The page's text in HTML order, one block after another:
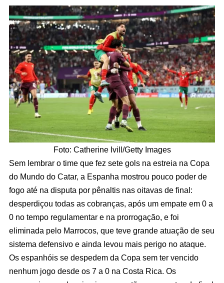
Foto: Catherine Ivill/Getty Images
Sem lembrar o time que fez sete gols na estreia na Copa
do Mundo do Catar, a Espanha mostrou pouco poder de
fogo até na disputa por pênaltis nas oitavas de final:
desperdiçou todas as cobranças, após um empate em 0 a
0 no tempo regulamentar e na prorrogação, e foi
eliminada pelo Marrocos, que teve grande atuação de seu
sistema defensivo e ainda levou mais perigo no ataque.
Os espanhóis se despedem da Copa sem ter vencido
nenhum jogo desde os 7 a 0 na Costa Rica. Os